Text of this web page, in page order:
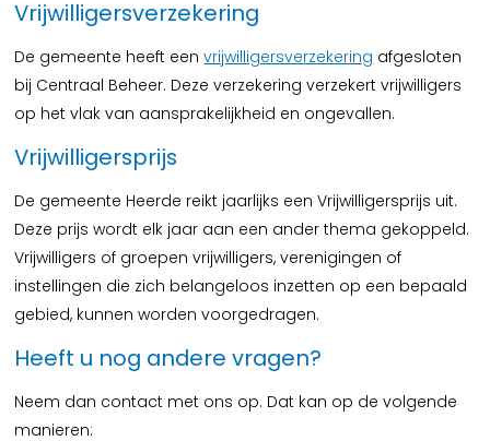
Vrijwilligersverzekering
De gemeente heeft eenvrijwilligersverzekering afgesloten
bij Centraal Beheer. Deze verzekering verzekert vrijwilligers
op het vlak van aansprakelijkheid en ongevallen.
Vrijwilligersprijs
De gemeente Heerde reikt jaarlijks een Vrijwilligersprijs uit.
Deze prijs wordt elk jaar aan een ander thema gekoppeld.
Vrijwilligers of groepen vrijwilligers, verenigingen of
instellingen die zich belangeloos inzetten op een bepaald
gebied, kunnen worden voorgedragen.
Heeft u nog andere vragen?
Neem dan contact met ons op. Dat kan op de volgende
manieren: